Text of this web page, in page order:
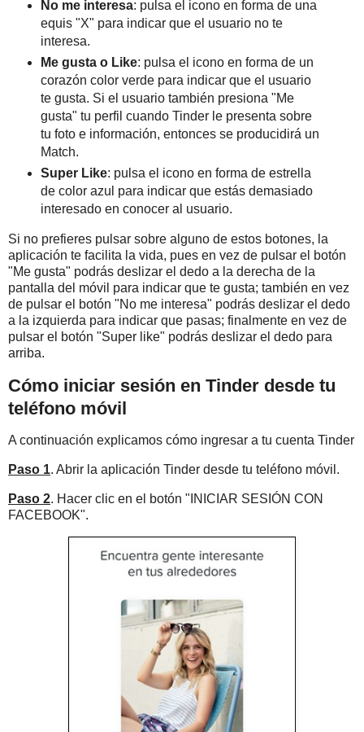
No me interesa: pulsa el icono en forma de una
equis "X" para indicar que el usuario no te
interesa.
Me gusta o Like: pulsa el icono en forma de un
corazón color verde para indicar que el usuario
te gusta. Si el usuario también presiona "Me
gusta" tu perfil cuando Tinder le presenta sobre
tu foto e información, entonces se producidirá un
Match.
Super Like: pulsa el icono en forma de estrella
de color azul para indicar que estás demasiado
interesado en conocer al usuario.
Si no prefieres pulsar sobre alguno de estos botones, la
aplicación te facilita la vida, pues en vez de pulsar el botón
"Me gusta" podrás deslizar el dedo a la derecha de la
pantalla del móvil para indicar que te gusta; también en vez
de pulsar el botón "No me interesa" podrás deslizar el dedo
a la izquierda para indicar que pasas; finalmente en vez de
pulsar el botón "Super like" podrás deslizar el dedo para
arriba.
Cómo iniciar sesión en Tinder desde tu
teléfono móvil
A continuación explicamos cómo ingresar a tu cuenta Tinder
Paso 1. Abrir la aplicación Tinder desde tu teléfono móvil.
Paso 2. Hacer clic en el botón "INICIAR SESIÓN CON
FACEBOOK".